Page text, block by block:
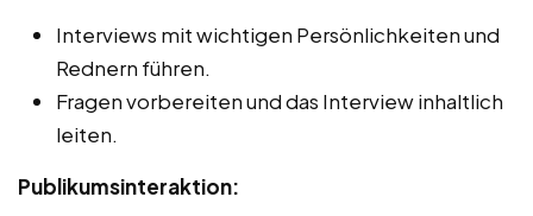
Interviews mit wichtigen Persönlichkeiten und
Rednern führen.
Fragen vorbereiten und das Interview inhaltlich
leiten.
Publikumsinteraktion: